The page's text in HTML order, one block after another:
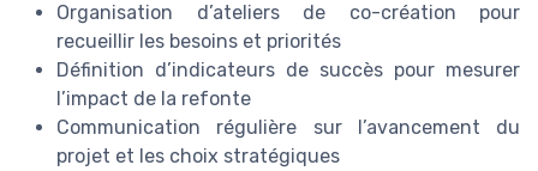
Organisation d’ateliers de co-création pour
recueillir les besoins et priorités
Définition d’indicateurs de succès pour mesurer
l’impact de la refonte
Communication régulière sur l’avancement du
projet et les choix stratégiques